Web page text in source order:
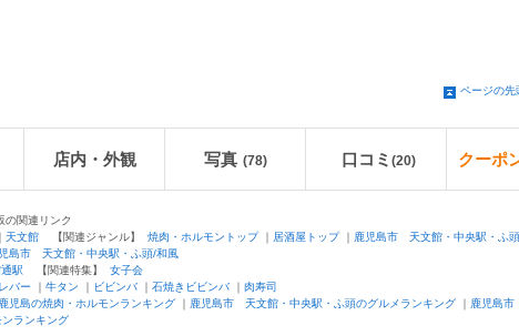
ページの先
店内・外観 写真 (78) 口コミ (20) クーポ
関連リンク
天文館 【関連ジャンル】 焼肉・ホルモントップ｜ 居酒屋トップ｜ 鹿児島市 天文館・中央駅・ふ
島市 天文館・中央駅・ふ頭/和風
駅 【関連特集】 女子会
レバー ｜ 牛タン ｜ ビビンバ ｜ 石焼きビビンバ ｜ 肉寿司
鹿児島の焼肉・ホルモンランキング ｜ 鹿児島市 天文館・中央駅・ふ頭のグルメランキング ｜ 鹿児島
ランキング